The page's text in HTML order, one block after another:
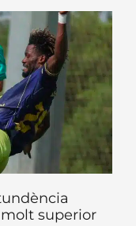
superior